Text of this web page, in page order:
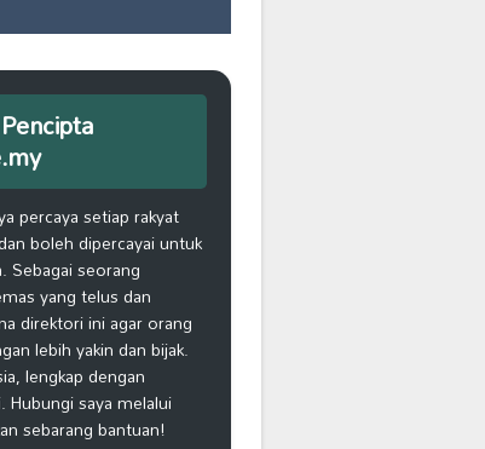
percaya setiap rakyat
boleh dipercayai untuk
Sebagai seorang
yang telus dan
direktori ini agar orang
lebih yakin dan bijak.
lengkap dengan
Hubungi saya melalui
sebarang bantuan!